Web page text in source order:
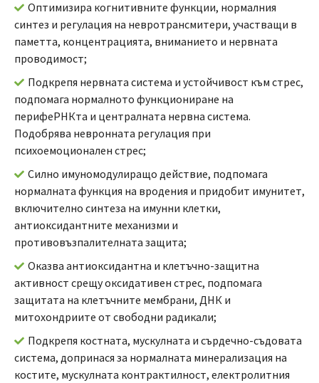
Оптимизира когнитивните функции, нормалния
синтез и регулация на невротрансмитери, участващи в
паметта, концентрацията, вниманието и нервната
проводимост;
Подкрепя нервната система и устойчивост към стрес,
подпомага нормалното функциониране на
перифеРНКта и централната нервна система.
Подобрява невронната регулация при
психоемоционален стрес;
Силно имуномодулиращо действие, подпомага
нормалната функция на вродения и придобит имунитет,
включително синтеза на имунни клетки,
антиоксидантните механизми и
противовъзпалителната защита;
Оказва антиоксидантна и клетъчно-защитна
активност срещу оксидативен стрес, подпомага
защитата на клетъчните мембрани, ДНК и
митохондриите от свободни радикали;
Подкрепя костната, мускулната и сърдечно-съдовата
система, допринася за нормалната минерализация на
костите, мускулната контрактилност, електролитния